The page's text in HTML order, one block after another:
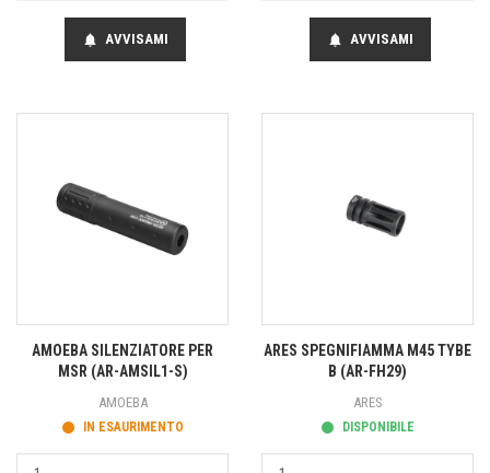
notifications AVVISAMI notifications AVVISAMI
AMOEBA SILENZIATORE PER
MSR (AR-AMSIL1-S)
AMOEBA
IN ESAURIMENTO
ARES SPEGNIFIAMMA M45 TYBE
B (AR-FH29)
ARES
DISPONIBILE